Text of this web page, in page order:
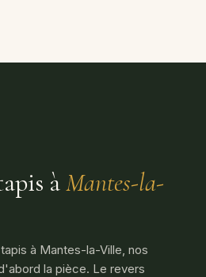
àMantes-la-
à Mantes-la-Ville, nos
la pièce. Le revers